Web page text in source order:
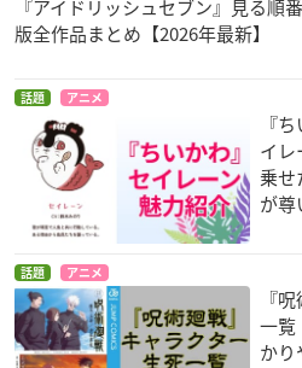
『アイドリッシュセブン』見る順
版全作品まとめ【2026年最新】
話題 アニメ
『
イレ
乗
が尊
話題 アニメ
『
一覧
かり